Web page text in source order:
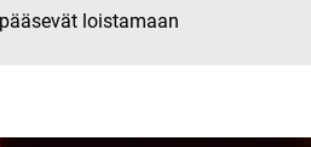
loistamaan